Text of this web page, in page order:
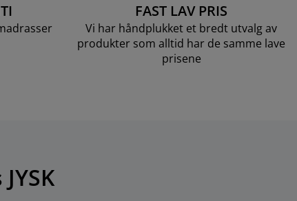
FAST LAV PRIS
Vi har håndplukket et bredt utvalg av
produkter som alltid har de samme lave
prisene